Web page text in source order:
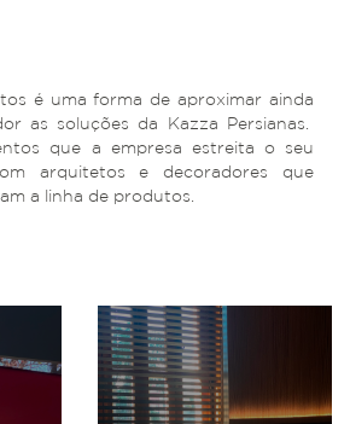
é uma forma de aproximar ainda
as soluções da Kazza Persianas.
que a empresa estreita o seu
arquitetos e decoradores que
a linha de produtos.